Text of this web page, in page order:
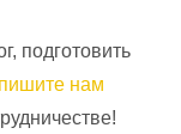
подготовить
нам